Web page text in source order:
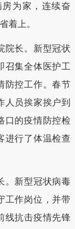
为家，连续奋
着上。
长。新型冠状
召集全体医护工
防控工作。春节
人员挨家挨户到
口的疫情防控检
进行了体温检查
新型冠状病毒
工作岗位，并带
线抗击疫情先锋